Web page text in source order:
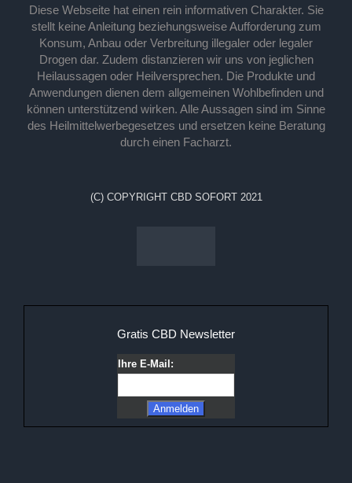
Diese Webseite hat einen rein informativen Charakter. Sie
stellt keine Anleitung beziehungsweise Aufforderung zum
Konsum, Anbau oder Verbreitung illegaler oder legaler
Drogen dar. Zudem distanzieren wir uns von jeglichen
Heilaussagen oder Heilversprechen. Die Produkte und
Anwendungen dienen dem allgemeinen Wohlbefinden und
können unterstützend wirken. Alle Aussagen sind im Sinne
des Heilmittelwerbegesetzes und ersetzen keine Beratung
durch einen Facharzt.
(C) COPYRIGHT CBD SOFORT 2021
Gratis CBD Newsletter
Ihre E-Mail: